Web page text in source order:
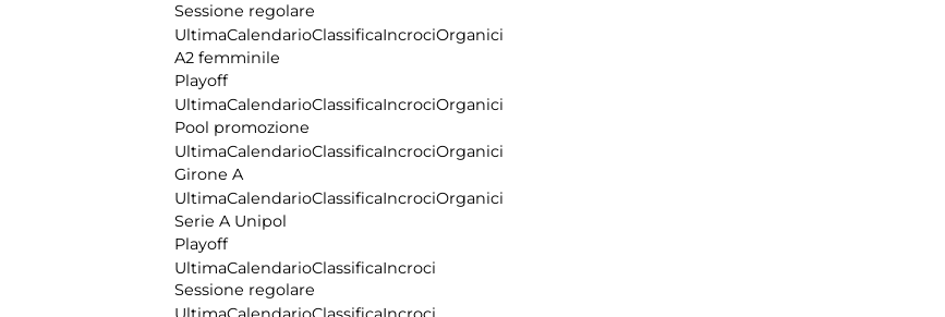
Sessione regolare
UltimaCalendarioClassificaIncrociOrganici
A2 femminile
Playoff
UltimaCalendarioClassificaIncrociOrganici
Pool promozione
UltimaCalendarioClassificaIncrociOrganici
Girone A
UltimaCalendarioClassificaIncrociOrganici
Serie A Unipol
Playoff
UltimaCalendarioClassificaIncroci
Sessione regolare